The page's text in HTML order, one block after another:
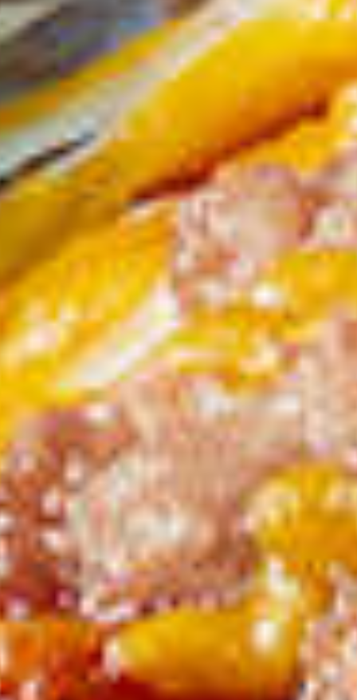
New York
eerste
die pizza’s